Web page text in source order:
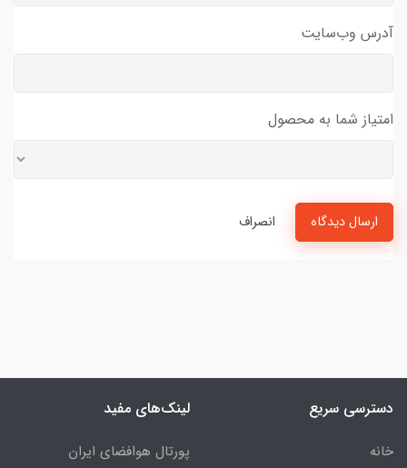
آدرس وب‌سایت
امتیاز شما به محصول
ارسال دیدگاه انصراف
دسترسی سریع
خانه
لینک‌های مفید
پورتال هوافضای ایران